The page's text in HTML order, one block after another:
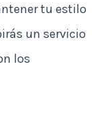
tu estilo
un servicio
los